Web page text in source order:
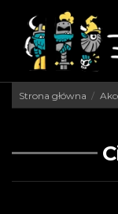
Strona główna